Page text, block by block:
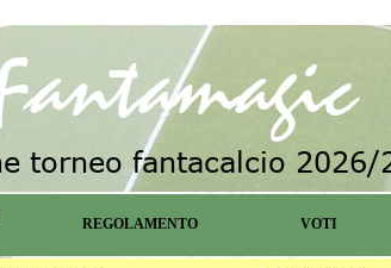
REGOLAMENTO VOTI